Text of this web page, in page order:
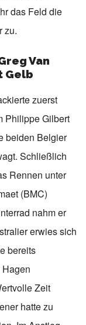
das Feld die
zu.
Van
Gelb
zuerst
Philippe Gilbert
beiden Belgier
Schließlich
Rennen unter
(BMC)
nahm er
erwies sich
bereits
Zeit
hatte zu